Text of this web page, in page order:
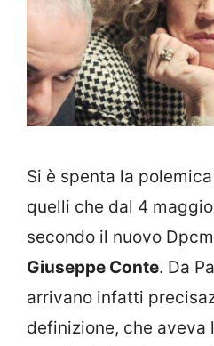
Si è spenta la polemica
quelli che dal 4
secondo il nuovo
Giuseppe Conte. Da
arrivano infatti
definizione, che aveva